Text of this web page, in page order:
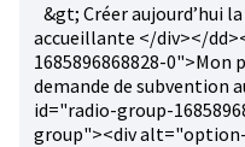
&gt; Créer aujourd’hui
accueillante </div></
1685896868828-
demande de subvention
id="radio-group-
group"><div